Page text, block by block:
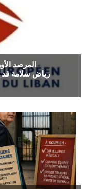
المرصد
رياض سلامة